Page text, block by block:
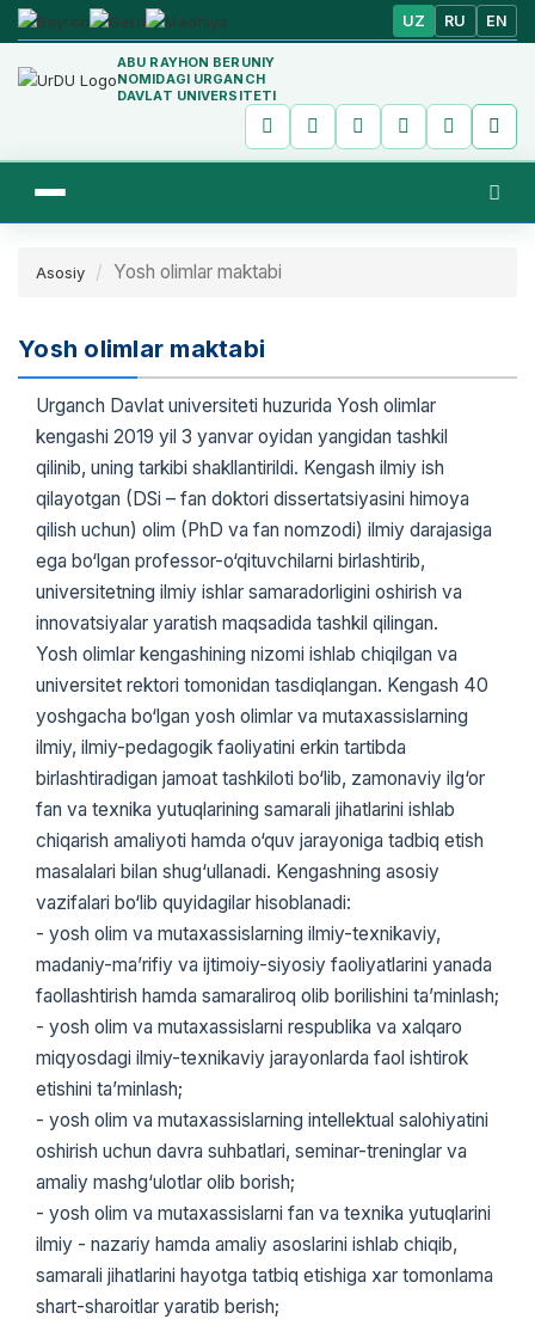
UZ RU EN
ABU RAYHON BERUNIY
NOMIDAGI URGANCH
DAVLAT UNIVERSITETI
Asosiy Yosh olimlar maktabi
Yosh olimlar maktabi
Urganch Davlat universiteti huzurida Yosh olimlar
kengashi 2019 yil 3 yanvar oyidan yangidan tashkil
qilinib, uning tarkibi shakllantirildi. Kengash ilmiy ish
qilayotgan (DSi – fan doktori dissertatsiyasini himoya
qilish uchun) olim (PhD va fan nomzodi) ilmiy darajasiga
ega bo‘lgan professor-o‘qituvchilarni birlashtirib,
universitetning ilmiy ishlar samaradorligini oshirish va
innovatsiyalar yaratish maqsadida tashkil qilingan.
Yosh olimlar kengashining nizomi ishlab chiqilgan va
universitet rektori tomonidan tasdiqlangan. Kengash 40
yoshgacha bo‘lgan yosh olimlar va mutaxassislarning
ilmiy, ilmiy-pedagogik faoliyatini erkin tartibda
birlashtiradigan jamoat tashkiloti bo‘lib, zamonaviy ilg‘or
fan va texnika yutuqlarining samarali jihatlarini ishlab
chiqarish amaliyoti hamda o‘quv jarayoniga tadbiq etish
masalalari bilan shug‘ullanadi. Kengashning asosiy
vazifalari bo‘lib quyidagilar hisoblanadi:
- yosh olim va mutaxassislarning ilmiy-texnikaviy,
madaniy-ma’rifiy va ijtimoiy-siyosiy faoliyatlarini yanada
faollashtirish hamda samaraliroq olib borilishini ta’minlash;
- yosh olim va mutaxassislarni respublika va xalqaro
miqyosdagi ilmiy-texnikaviy jarayonlarda faol ishtirok
etishini ta’minlash;
- yosh olim va mutaxassislarning intellektual salohiyatini
oshirish uchun davra suhbatlari, seminar-treninglar va
amaliy mashg‘ulotlar olib borish;
- yosh olim va mutaxassislarni fan va texnika yutuqlarini
ilmiy - nazariy hamda amaliy asoslarini ishlab chiqib,
samarali jihatlarini hayotga tatbiq etishiga xar tomonlama
shart-sharoitlar yaratib berish;